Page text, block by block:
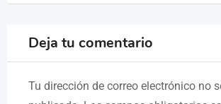
Deja tu comentario
Tu dirección de correo electrónico no